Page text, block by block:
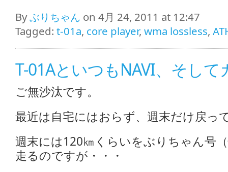
Byぶりちゃん on 4月 24, 2011 at 12:47
Tagged: t-01a, core player, wma lossless,
T-01AといつもNAVI、そし
ご無沙汰です。
最近は自宅にはおらず、週末だけ戻っ
週末には120㎞くらいをぶりちゃん号
走るのですが・・・